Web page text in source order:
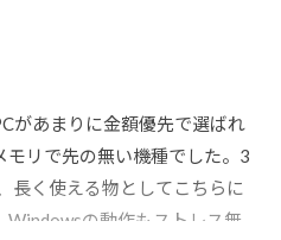
があまりに金額優先で選ばれ
モリで先の無い機種でした。3
長く使える物としてこちらに
Windowsの動作もストレス無